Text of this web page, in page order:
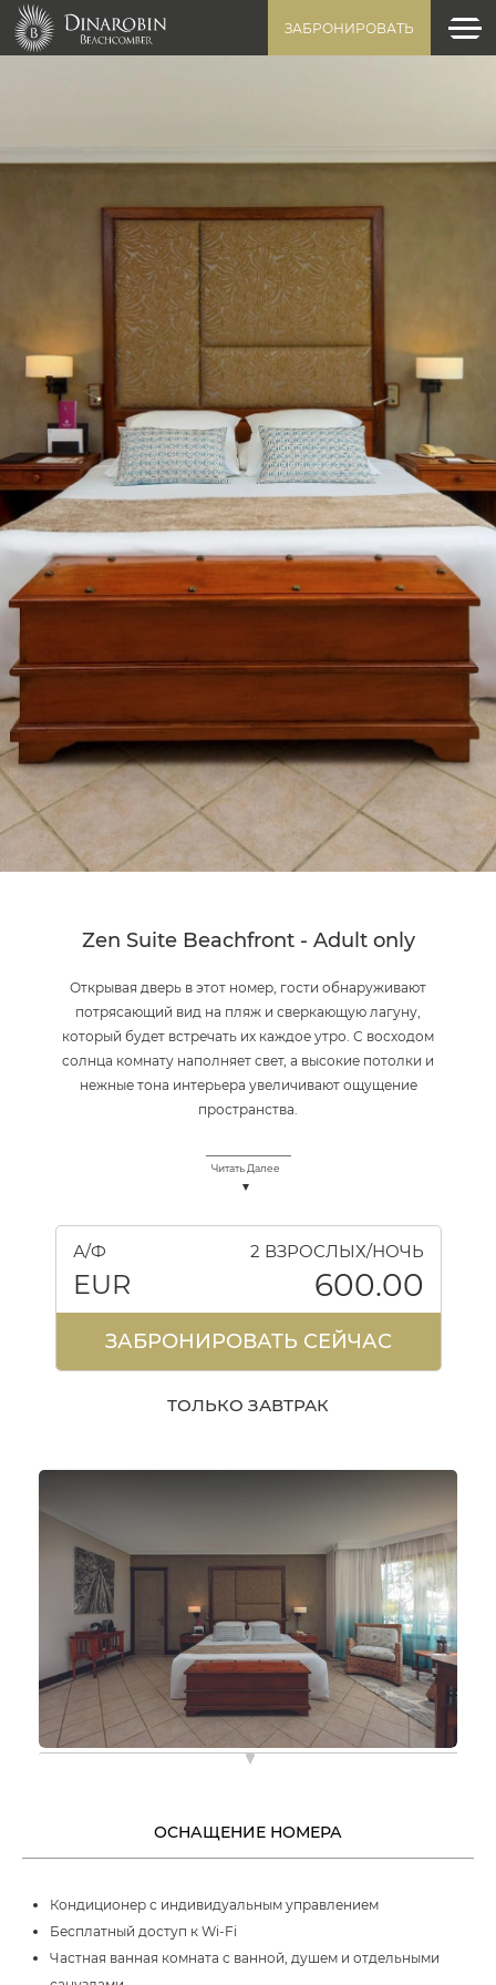
ЗАБРОНИРОВАТЬ
Zen Suite Beachfront - Adult only
Открывая дверь в этот номер, гости обнаруживают
потрясающий вид на пляж и сверкающую лагуну,
который будет встречать их каждое утро. С восходом
солнца комнату наполняет свет, а высокие потолки и
нежные тона интерьера увеличивают ощущение
пространства.
Читать Далее
А/Ф 2 ВЗРОСЛЫХ/НОЧЬ
EUR 600.00
ЗАБРОНИРОВАТЬ СЕЙЧАС
ТОЛЬКО ЗАВТРАК
ОСНАЩЕНИЕ НОМЕРА
Кондиционер с индивидуальным управлением
Бесплатный доступ к Wi-Fi
Частная ванная комната с ванной, душем и отдельными